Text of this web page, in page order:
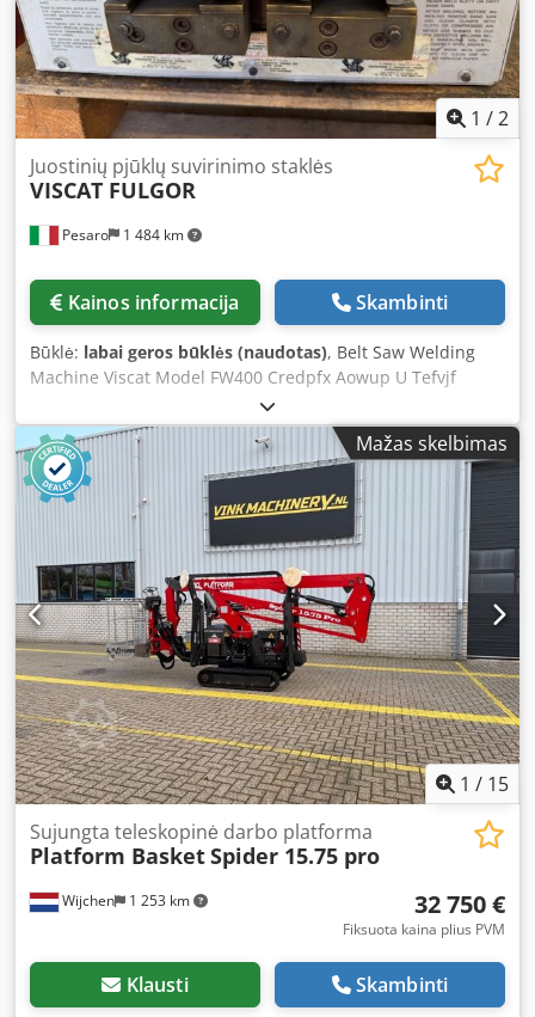
1 /2
Pesaro 1 484 km
Juostinių pjūklų suvirinimo staklės
VISCAT FULGOR
Kainos informacija Skambinti
Būklė: labai geros būklės (naudotas), Belt Saw Welding
Machine Viscat Model FW400 Credpfx Aowup U Tefvjf
Mažas skelbimas
1 / 15
Wijchen 1 253 km
Sujungta teleskopinė darbo platforma
Platform BasketSpider 15.75 pro
32 750 €
Fiksuota kaina plius PVM
Klausti Skambinti